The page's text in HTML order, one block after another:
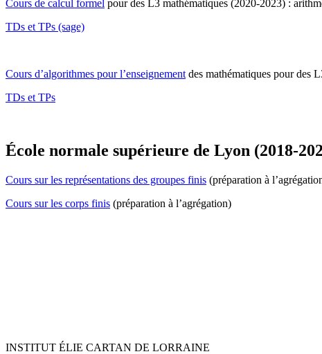
Cours de calcul formel pour des L3 mathématiques (2020-2023) :
TDs et TPs (sage)
Cours d’algorithmes pour l’enseignement des mathématiques pour des
TDs et TPs
École normale supérieure de Lyon (2018-
Cours sur les représentations des groupes finis (préparation à
Cours sur les corps finis (préparation à l’agrégation)
INSTITUT ÉLIE CARTAN DE LORRAINE